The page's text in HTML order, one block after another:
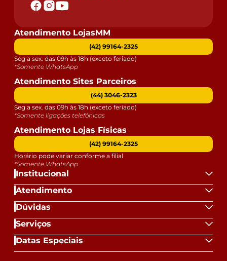
Institucional
Atendimento
Dúvidas
Serviços
Datas Especiais
Atendimento LojasMM
(42) 99164-2325
Seg a sex. das 09h às 18h (exceto feriado)
*Somente WhatsApp
Atendimento Sites Parceiros
(44) 3046-2323
Seg a sex. das 09h às 18h (exceto feriado)
*Somente ligações telefônicas
Atendimento Lojas Físicas
(42) 99164-2325
Horário pode variar conforme a filial
*Somente WhatsApp